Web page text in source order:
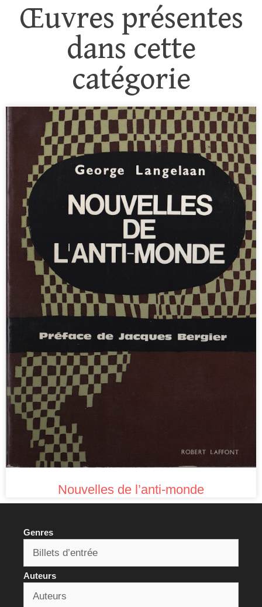
Œuvres présentes
dans cette
catégorie
Nouvelles de l’anti-monde
Genres
Auteurs